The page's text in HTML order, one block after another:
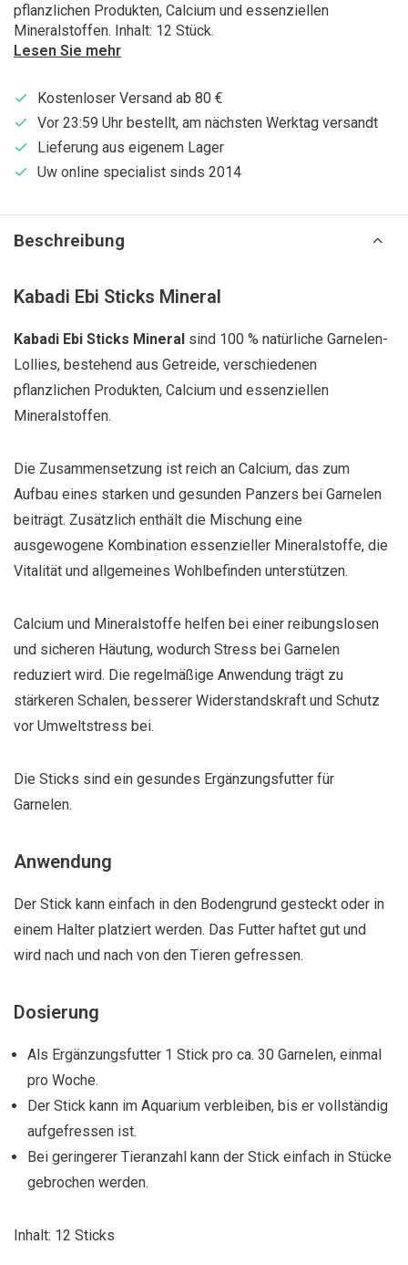
pflanzlichen Produkten, Calcium und essenziellen
Mineralstoffen. Inhalt: 12 Stück.
Lesen Sie mehr
Kostenloser Versand ab 80 €
Vor 23:59 Uhr bestellt, am nächsten Werktag versandt
Lieferung aus eigenem Lager
Uw online specialist sinds 2014
Beschreibung
Kabadi Ebi Sticks Mineral
Kabadi Ebi Sticks Mineral sind 100 % natürliche Garnelen-
Lollies, bestehend aus Getreide, verschiedenen
pflanzlichen Produkten, Calcium und essenziellen
Mineralstoffen.
Die Zusammensetzung ist reich an Calcium, das zum
Aufbau eines starken und gesunden Panzers bei Garnelen
beiträgt. Zusätzlich enthält die Mischung eine
ausgewogene Kombination essenzieller Mineralstoffe, die
Vitalität und allgemeines Wohlbefinden unterstützen.
Calcium und Mineralstoffe helfen bei einer reibungslosen
und sicheren Häutung, wodurch Stress bei Garnelen
reduziert wird. Die regelmäßige Anwendung trägt zu
stärkeren Schalen, besserer Widerstandskraft und Schutz
vor Umweltstress bei.
Die Sticks sind ein gesundes Ergänzungsfutter für
Garnelen.
Anwendung
Der Stick kann einfach in den Bodengrund gesteckt oder in
einem Halter platziert werden. Das Futter haftet gut und
wird nach und nach von den Tieren gefressen.
Dosierung
Als Ergänzungsfutter 1 Stick pro ca. 30 Garnelen, einmal
pro Woche.
Der Stick kann im Aquarium verbleiben, bis er vollständig
aufgefressen ist.
Bei geringerer Tieranzahl kann der Stick einfach in Stücke
gebrochen werden.
Inhalt: 12 Sticks